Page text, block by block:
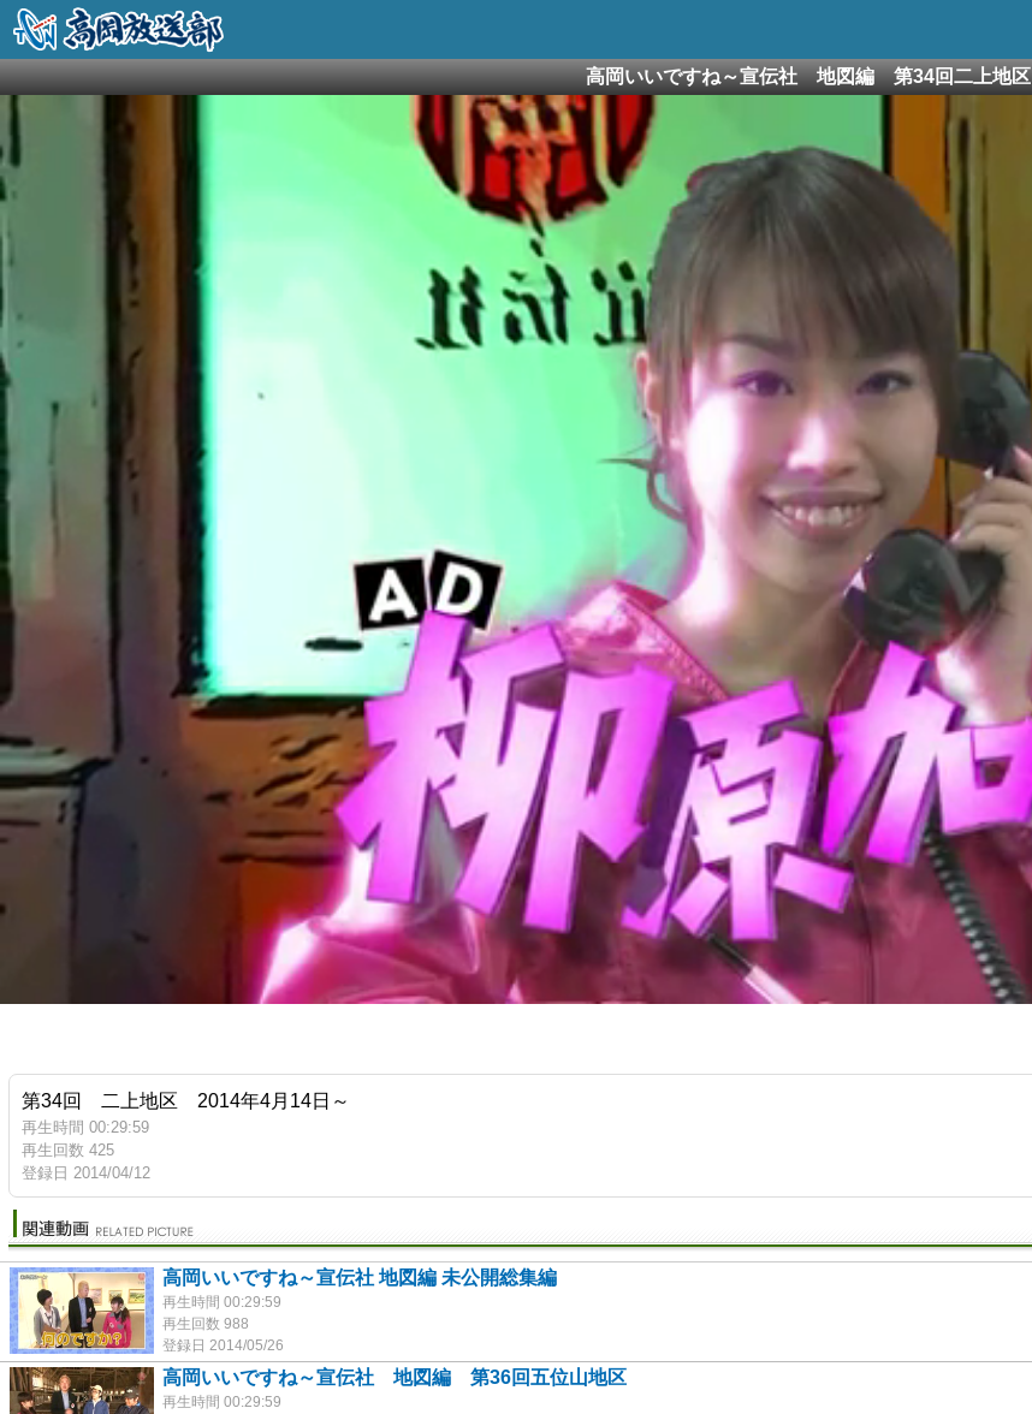
高岡いいですね～宣伝社 地図編 第34回二上地区
第34回 二上地区 2014年4月14日～
再生時間 00:29:59
再生回数 425
登録日 2014/04/12
高岡いいですね～宣伝社 地図編 未公開総集編
再生時間 00:29:59
再生回数 988
登録日 2014/05/26
高岡いいですね～宣伝社 地図編 第36回五位山地区
再生時間 00:29:59